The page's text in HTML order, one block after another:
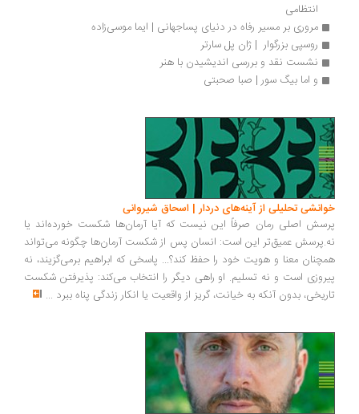
انتظامی
مروری بر مسیر رفاه در دنیای پساجهانی | ایما موسی‌زاده
روسپی بزرگوار  | ژان پل سارتر
نشست نقد و بررسی اندیشیدن با هنر
و اما بیگ سور | صبا صحبتی
تحلیلی از آینه‌های دردار | اسحاق شیروانی
اصلی رمان صرفاً این نیست که آیا آرمان‌ها شکست خورده‌اند یا
عمیق‌تر این است: انسان پس از شکست آرمان‌ها چگونه می‌تواند
معنا و هویت خود را حفظ کند؟... پاسخی که ابراهیم برمی‌گزیند، نه
است و نه تسلیم. او راهی دیگر را انتخاب می‌کند: پذیرفتن شکست
بدون آنکه به خیانت، گریز از واقعیت یا انکار زندگی پناه ببرد...